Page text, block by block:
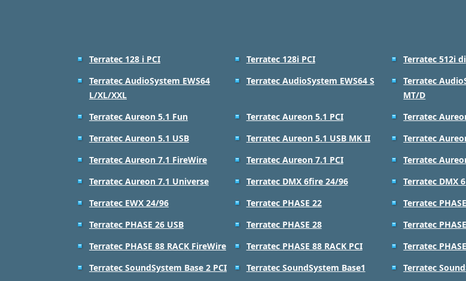
Terratec 128 i PCI Terratec 128i PCI
Terratec 512i
Terratec AudioSystem EWS64
L/XL/XXL
Terratec AudioSystem EWS64 S
Terratec
MT/D
Terratec Aureon 5.1 Fun
Terratec Aureon 5.1 PCI
Terratec
Terratec Aureon 5.1 USB
Terratec Aureon 5.1 USB MK II
Terratec
Terratec Aureon 7.1 FireWire
Terratec Aureon 7.1 PCI
Terratec
Terratec Aureon 7.1 Universe
Terratec DMX 6fire 24/96
Terratec DMX
Terratec EWX 24/96
Terratec PHASE 22
Terratec
Terratec PHASE 26 USB
Terratec PHASE 28
Terratec
Terratec PHASE 88 RACK FireWire
Terratec PHASE 88 RACK PCI
Terratec
Terratec SoundSystem Base 2 PCI
Terratec SoundSystem Base1
Terratec